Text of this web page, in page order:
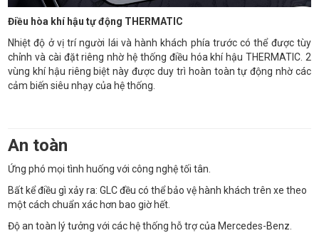
Điều hòa khí hậu tự động THERMATIC
Nhiệt độ ở vị trí người lái và hành khách phía trước có thể được tùy
chỉnh và cài đặt riêng nhờ hệ thống điều hóa khí hậu THERMATIC. 2
vùng khí hậu riêng biệt này được duy trì hoàn toàn tự động nhờ các
cảm biến siêu nhạy của hệ thống.
An toàn
Ứng phó mọi tình huống với công nghệ tối tân.
Bất kể điều gì xảy ra: GLC đều có thể bảo vệ hành khách trên xe theo
một cách chuẩn xác hơn bao giờ hết.
Độ an toàn lý tưởng với các hệ thống hỗ trợ của Mercedes-Benz.